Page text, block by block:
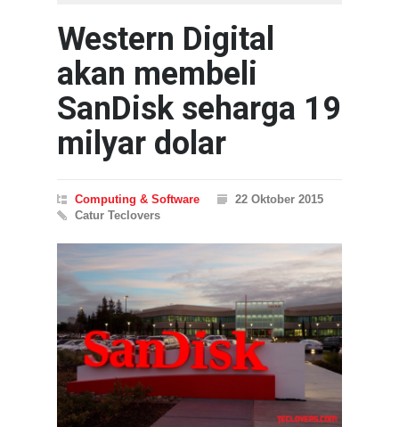
Western Digital
akan membeli
SanDisk seharga 19
milyar dolar
Computing & Software
22 Oktober 2015
Catur Teclovers